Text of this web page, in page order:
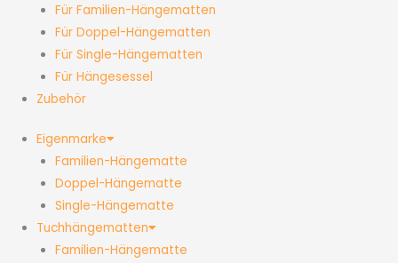
Für Familien-Hängematten
Für Doppel-Hängematten
Für Single-Hängematten
Für Hängesessel
Zubehör
Eigenmarke
Familien-Hängematte
Doppel-Hängematte
Single-Hängematte
Tuchhängematten
Familien-Hängematte